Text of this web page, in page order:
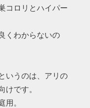
コロリとハイパー
くわからないの
いうのは、アリの
けです。
。